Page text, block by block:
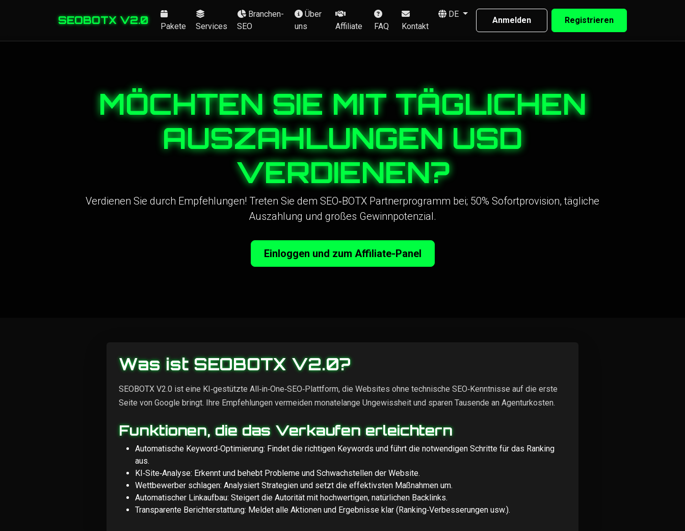
SEOBOTX V2.0 Pakete Services
Branchen-
SEO
Über
uns
Affiliate FAQ Kontakt
DE
Anmelden Registrieren
MÖCHTEN SIE MIT TÄGLICHEN
AUSZAHLUNGEN USD
VERDIENEN?
Verdienen Sie durch Empfehlungen! Treten Sie dem SEO‑BOTX Partnerprogramm bei; 50% Sofortprovision, tägliche
Auszahlung und großes Gewinnpotenzial.
Einloggen und zum Affiliate-Panel
Was ist SEOBOTX V2.0?
SEOBOTX V2.0 ist eine KI‑gestützte All‑in‑One‑SEO‑Plattform, die Websites ohne technische SEO‑Kenntnisse auf die erste
Seite von Google bringt. Ihre Empfehlungen vermeiden monatelange Ungewissheit und sparen Tausende an Agenturkosten.
Funktionen, die das Verkaufen erleichtern
Automatische Keyword‑Optimierung: Findet die richtigen Keywords und führt die notwendigen Schritte für das Ranking
aus.
KI‑Site‑Analyse: Erkennt und behebt Probleme und Schwachstellen der Website.
Wettbewerber schlagen: Analysiert Strategien und setzt die effektivsten Maßnahmen um.
Automatischer Linkaufbau: Steigert die Autorität mit hochwertigen, natürlichen Backlinks.
Transparente Berichterstattung: Meldet alle Aktionen und Ergebnisse klar (Ranking‑Verbesserungen usw.).